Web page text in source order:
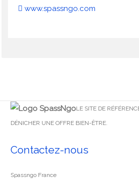
www.spassngo.com
LE SITE DE
DÉNICHER UNE OFFRE BIEN-ÊTRE.
Contactez-nous
Spassngo France